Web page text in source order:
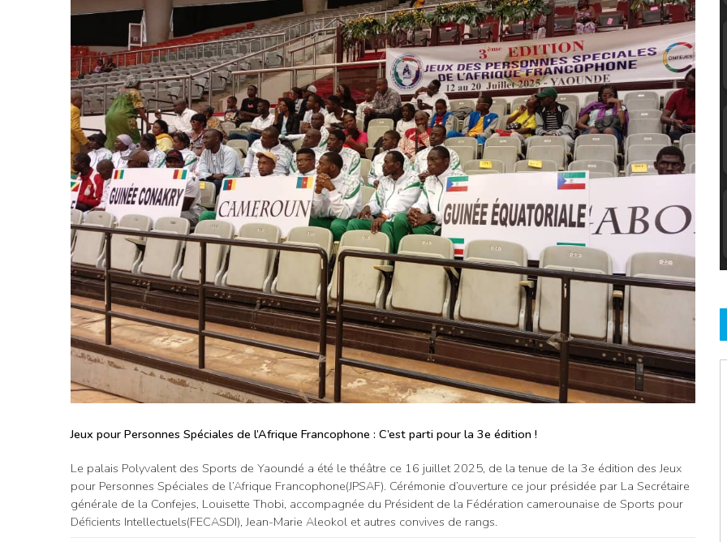
Jeux pour Personnes Spéciales de l’Afrique Francophone : C’est parti pour la 3e édition !
Le palais Polyvalent des Sports de Yaoundé a été le théâtre ce 16 juillet 2025, de la tenue de la 3e édition des Jeux
pour Personnes Spéciales de l’Afrique Francophone(JPSAF). Cérémonie d’ouverture ce jour présidée par La Secrétaire
générale de la Confejes, Louisette Thobi, accompagnée du Président de la Fédération camerounaise de Sports pour
Déficients Intellectuels(FECASDI), Jean-Marie Aleokol et autres convives de rangs.